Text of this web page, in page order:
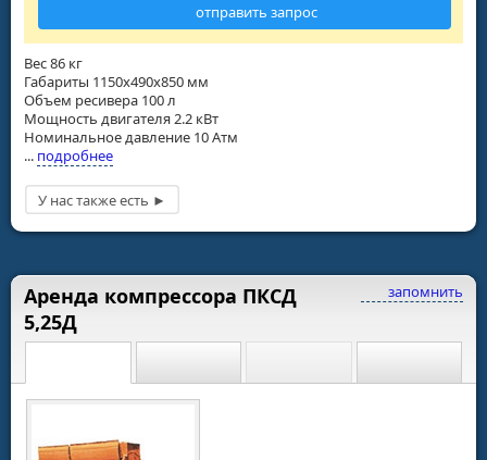
Вес 86 кг
Габариты 1150х490х850 мм
Объем ресивера 100 л
Мощность двигателя 2.2 кВт
Номинальное давление 10 Атм
... подробнее
отправить запрос
запомнить
Аренда компрессора ПКСД
5,25Д